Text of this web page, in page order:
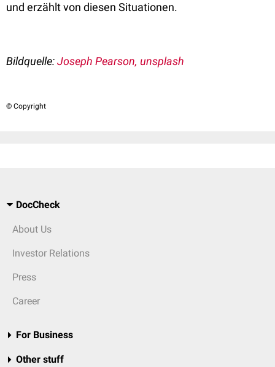
und erzählt von diesen Situationen.
Bildquelle:Joseph Pearson, unsplash
© Copyright
DocCheck
About Us
Investor Relations
Press
Career
For Business
Other stuff